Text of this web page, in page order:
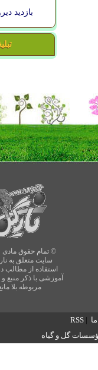
بازدید
© تمام حقوق مادی
سایت متعلق به
استفاده از مطالب
آموزشی با ذکر منبع
مربوطه بلا
|
RSS
گل و گیاه